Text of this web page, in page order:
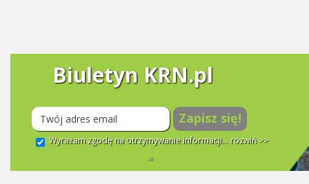
Biuletyn KRN.pl
Zapisz się!
Wyrażam zgodę na otrzymywanie informacji... rozwiń >>